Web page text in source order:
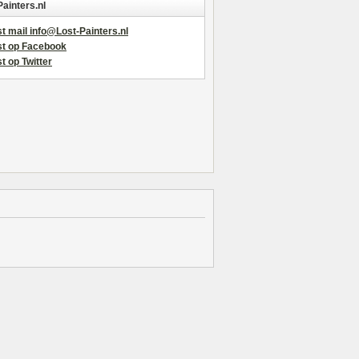
mail info@Lost-Painters.nl
op Facebook
op Twitter